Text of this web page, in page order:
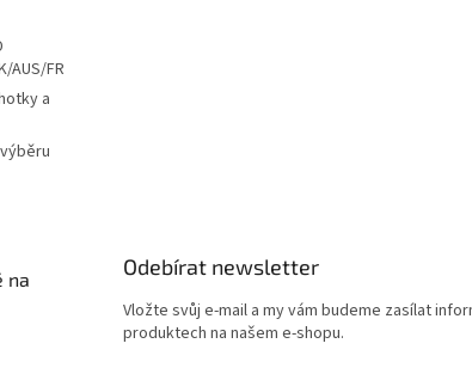
AUS/FR
a
na
Odebírat newsletter
Vložte svůj e-mail a my vám budeme zasílat
produktech na našem e-shopu.